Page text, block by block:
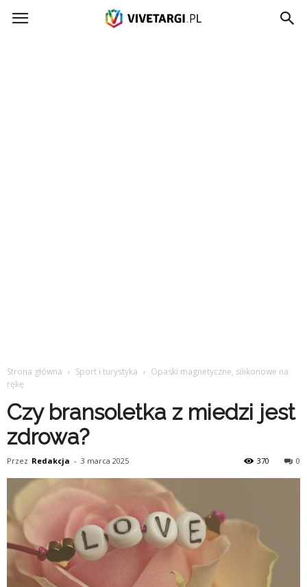
Vivetargi.pl
Strona główna Sport i turystyka
Opaski magnetyczne, silikonowe na
rękę
Czy bransoletka z miedzi jest
zdrowa?
Przez Redakcja - 3 marca 2025 0
370